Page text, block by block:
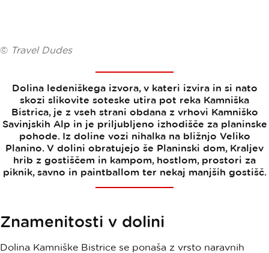
© Travel Dudes
Dolina ledeniškega izvora, v kateri izvira in si nato
skozi slikovite soteske utira pot reka Kamniška
Bistrica, je z vseh strani obdana z vrhovi Kamniško
Savinjskih Alp in je priljubljeno izhodišče za planinske
pohode. Iz doline vozi nihalka na bližnjo Veliko
Planino. V dolini obratujejo še Planinski dom, Kraljev
hrib z gostiščem in kampom, hostlom, prostori za
piknik, savno in paintballom ter nekaj manjših gostišč.
Znamenitosti v dolini
Dolina Kamniške Bistrice se ponaša z vrsto naravnih